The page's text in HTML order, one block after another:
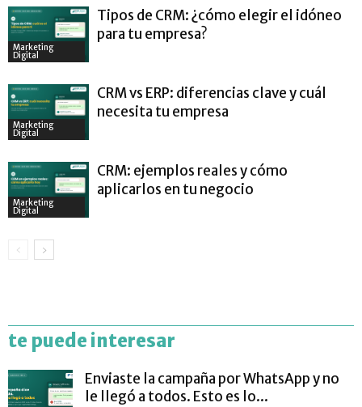
Marketing
Digital
Tipos de CRM: ¿cómo elegir el idóneo
para tu empresa?
Marketing
Digital
CRM vs ERP: diferencias clave y cuál
necesita tu empresa
Marketing
Digital
CRM: ejemplos reales y cómo
aplicarlos en tu negocio
te puede interesar
Enviaste la campaña por WhatsApp y no
le llegó a todos. Esto es lo...